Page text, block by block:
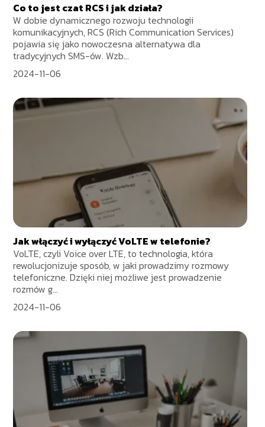
Co to jest czat RCS i jak działa?
W dobie dynamicznego rozwoju technologii
komunikacyjnych, RCS (Rich Communication Services)
pojawia się jako nowoczesna alternatywa dla
tradycyjnych SMS-ów. Wzb...
2024-11-06
Jak włączyć i wyłączyć VoLTE w telefonie?
VoLTE, czyli Voice over LTE, to technologia, która
rewolucjonizuje sposób, w jaki prowadzimy rozmowy
telefoniczne. Dzięki niej możliwe jest prowadzenie
rozmów g...
2024-11-06